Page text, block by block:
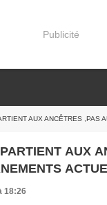
Publicité
AUX ANCÊTRES ,PAS AUX
AUX
18:26